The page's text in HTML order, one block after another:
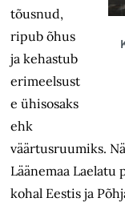
tõusnud,
ripub õhus
ja kehastub
erimeelsust
e ühisosaks
ehk
väärtusruumiks.
Läänemaa
kohal Eestis ja